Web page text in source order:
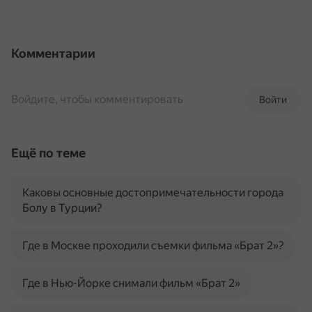
Комментарии
Войти
Войдите, чтобы комментировать
Ещё по теме
Каковы основные достопримечательности города
Болу в Турции?
Где в Москве проходили съемки фильма «Брат 2»?
Где в Нью-Йорке снимали фильм «Брат 2»